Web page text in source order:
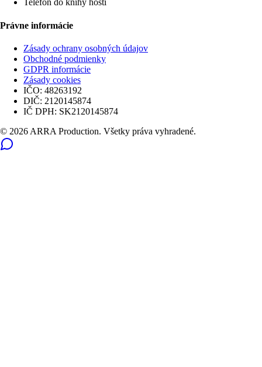
Telefón do knihy hostí
Právne informácie
Zásady ochrany osobných údajov
Obchodné podmienky
GDPR informácie
Zásady cookies
IČO: 48263192
DIČ: 2120145874
IČ DPH: SK2120145874
© 2026 ARRA Production. Všetky práva vyhradené.